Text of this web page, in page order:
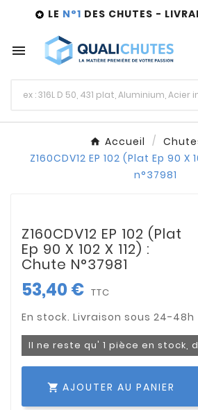
 LE N°1 DES CHUTES -

Accueil
Z160CDV12 EP 102 (Plat Ep 90 X
n°37981
Z160CDV12 EP 102 (Plat
Ep 90 X 102 X 112) :
Chute N°37981
53,40 € TTC
Il ne reste qu' 1 pièce en stock,
 AJOUTER AU PANIER